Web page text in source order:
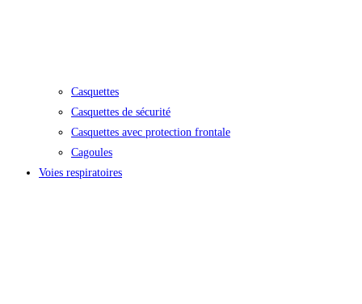
Casquettes
Casquettes de sécurité
Casquettes avec protection frontale
Cagoules
Voies respiratoires